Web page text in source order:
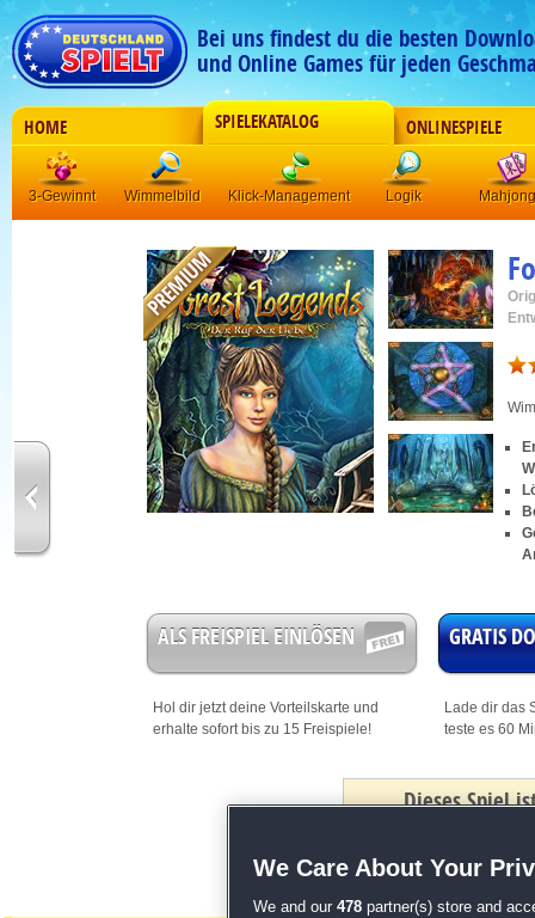
Bei uns findest du die besten
und Online Games für jeden
HOME SPIELEKATALOG ONLINESPIELE
3-Gewinnt Wimmelbild Klick-Management Logik Mahjong
ALS FREISPIEL EINLÖSEN
Hol dir jetzt deine Vorteilskarte und
erhalte sofort bis zu 15 Freispiele!
GRATIS
Lade dir das
teste es 60
Dieses Spiel
We Care About Your
We and our 478 partner(s) store and